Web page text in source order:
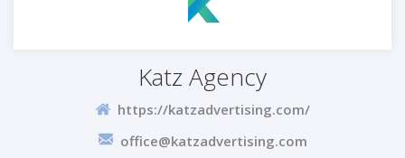
Katz Agency
https://katzadvertising.com/
office@katzadvertising.com